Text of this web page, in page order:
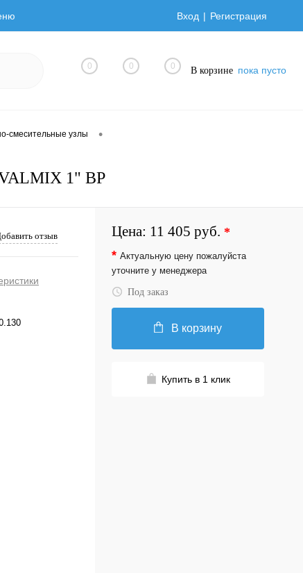
Вход Регистрация
0 0 0 В корзине пока пусто
смесительные узлы •
VALMIX 1" ВР
отзыв Цена: 11 405 руб. *
* Актуальную цену пожалуйста
уточните у менеджера
Под заказ
В корзину
Купить в 1 клик